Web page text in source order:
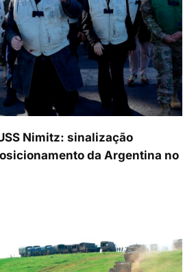
Nimitz: sinalização
da Argentina no